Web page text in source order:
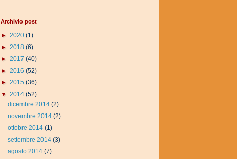
Archivio post
► 2020 (1)
► 2018 (6)
► 2017 (40)
► 2016 (52)
► 2015 (36)
▼ 2014 (52)
dicembre 2014(2)
novembre 2014(2)
ottobre 2014(1)
settembre 2014(3)
agosto 2014(7)